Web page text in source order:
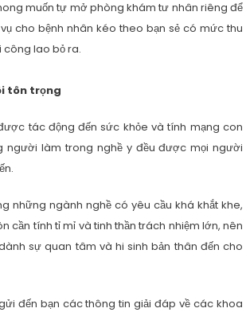
muốn tự mở phòng khám tư nhân riêng để
cho bệnh nhân kéo theo bạn sẻ có mức thu
công lao bỏ ra.
tôn trọng
tác động đến sức khỏe và tính mạng con
người làm trong nghề y đều được mọi người
những ngành nghề có yêu cầu khá khắt khe,
cần tính tỉ mỉ và tinh thần trách nhiệm lớn, nên
sự quan tâm và hi sinh bản thân đến cho
đến bạn các thông tin giải đáp về các khoa